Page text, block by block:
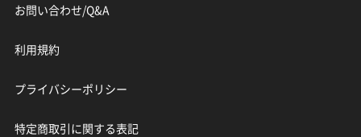
お問い合わせ/Q&A
利用規約
プライバシーポリシー
特定商取引に関する表記